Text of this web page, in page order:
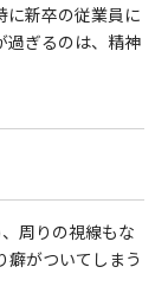
に新卒の従業員に
過ぎるのは、精神
周りの視線もな
癖がついてしまう